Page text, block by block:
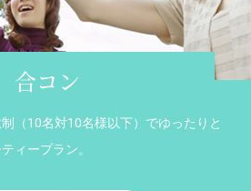
合コン
（10名対10名様以下）でゆったりと
ィープラン。